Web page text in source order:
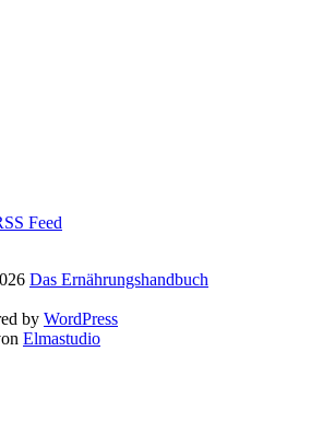
Feed
Das Ernährungshandbuch
by WordPress
Elmastudio